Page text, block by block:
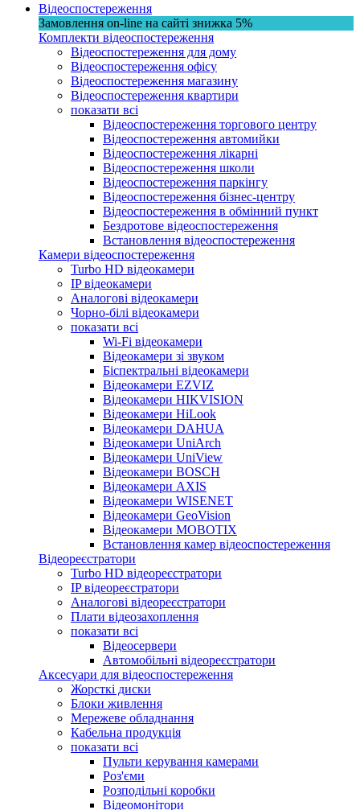
Відеоспостереження
Замовлення on-line на сайті знижка 5%
Комплекти відеоспостереження
Відеоспостереження для дому
Відеоспостереження офісу
Відеоспостереження магазину
Відеоспостереження квартири
показати всі
Відеоспостереження торгового центру
Відеоспостереження автомийки
Відеоспостереження лікарні
Відеоспостереження школи
Відеоспостереження паркінгу
Відеоспостереження бізнес-центру
Відеоспостереження в обмінний пункт
Бездротове відеоспостереження
Встановлення відеоспостереження
Камери відеоспостереження
Turbo HD відеокамери
IP відеокамери
Аналогові відеокамери
Чорно-білі відеокамери
показати всі
Wi-Fi відеокамери
Відеокамери зі звуком
Біспектральні відеокамери
Відеокамери EZVIZ
Відеокамери HIKVISION
Відеокамери HiLook
Відеокамери DAHUA
Відеокамери UniArch
Відеокамери UniView
Відеокамери BOSCH
Відеокамери AXIS
Відеокамери WISENET
Відеокамери GeoVision
Відеокамери MOBOTIX
Встановлення камер відеоспостереження
Відеореєстратори
Turbo HD відеореєстратори
IP відеореєстратори
Аналогові відеореєстратори
Плати відеозахоплення
показати всі
Відеосервери
Автомобільні відеореєстратори
Аксесуари для відеоспостереження
Жорсткі диски
Блоки живлення
Мережеве обладнання
Кабельна продукція
показати всі
Пульти керування камерами
Роз'єми
Розподільні коробки
Відеомонітори